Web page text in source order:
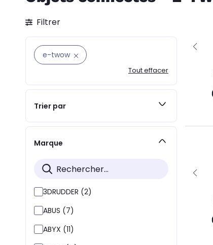
Filtrer
e-twow
Tout effacer
Trier par
Marque
3DRUDDER (2)
ABUS (7)
ABYX (11)